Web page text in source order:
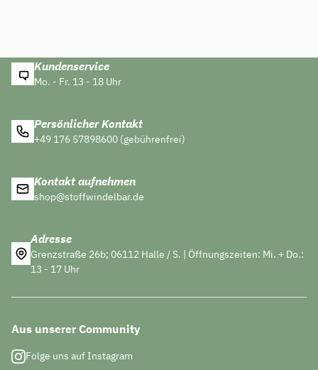
Kundenservice
Mo. - Fr. 13 - 18 Uhr
Persönlicher Kontakt
+49 176 57898600 (gebührenfrei)
Kontakt aufnehmen
shop@stoffwindelbar.de
Adresse
Grenzstraße 26b; 06112 Halle / S. | Öffnungszeiten: Mi. + Do.:
13 - 17 Uhr
Aus unserer Community
Folge uns auf Instagram